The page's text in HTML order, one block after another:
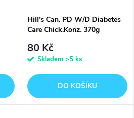
Hill's Can. PD W/D Diabetes
Care Chick.Konz. 370g
80 Kč
Skladem >5 ks
DO KOŠÍKU